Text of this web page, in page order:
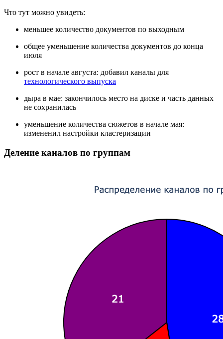
Что тут можно увидеть:
меньшее количество документов по выходным
общее уменьшение количества документов до конца
июля
рост в начале августа: добавил каналы для
технологического выпуска
дыра в мае: закончилось место на диске и часть данных
не сохранилась
уменьшение количества сюжетов в начале мая:
измененил настройки кластеризации
Деление каналов по группам